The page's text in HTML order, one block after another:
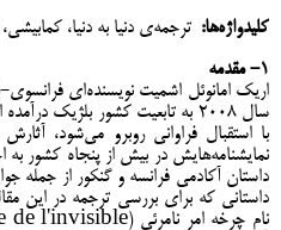
کلیدواژه‌ها: ترجمه‌ی دنیا به دنیا،
1- مقدمه
اریک امانوئل اشمیت نویسنده‌ای
سال 2008 به تابعیت کشور بلژیک
با استقبال فراوانی روبرو می‌شود،
نمایشنامه‌هایش در بیش از پنجاه کشور به
داستان آکادمی فرانسه و گنکور از جمله
داستانی که برای بررسی ترجمه در این
نام چرخه امر نامرئی (Le cycle